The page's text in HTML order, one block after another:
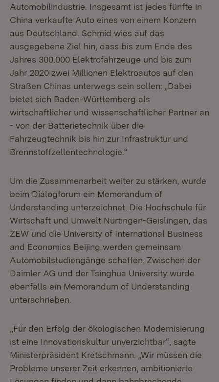
Automobilindustrie. Insgesamt ist jedes fünfte in
China verkaufte Auto eines von einem Konzern
aus Deutschland. Schmid wies auf das
ausgegebene Ziel hin, dass bis zum Ende des
Jahres 300.000 Elektrofahrzeuge und bis zum
Jahr 2020 zwei Millionen Elektroautos auf den
Straßen Chinas unterwegs sein sollen: „Dabei
bietet sich Baden-Württemberg als
wirtschaftlicher und wissenschaftlicher Partner an
- von der Batterietechnik über die
Fahrzeugtechnik bis hin zur Infrastruktur und
Brennstoffzellentechnologie.“
Um die Zusammenarbeit weiter zu stärken, wurde
beim Dialogforum ein Memorandum of
Understanding unterzeichnet. Die Hochschule für
Wirtschaft und Umwelt Nürtingen-Geislingen, das
ZEW und die University of International Business
and Economics Beijing werden gemeinsam
Automobilstudiengänge schaffen. Zwischen der
Daimler AG und der Tsinghua University wurde
ebenfalls ein Memorandum of Understanding
unterschrieben.
„Für den Erfolg der ökologischen Modernisierung
ist eine Innovationskultur unverzichtbar“, sagte
Ministerpräsident Kretschmann. „Wir müssen die
Probleme unserer Zeit erkennen, ambitionierte